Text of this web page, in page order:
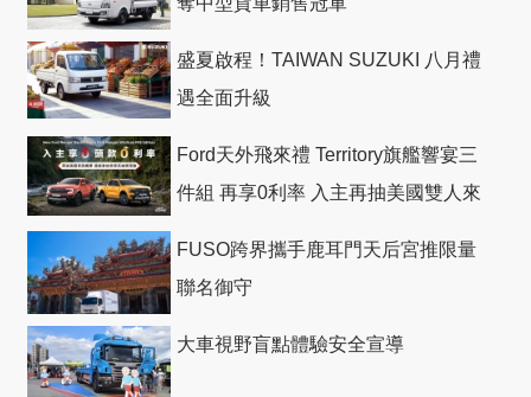
盛夏啟程！TAIWAN SUZUKI 八月禮
遇全面升級
Ford天外飛來禮 Territory旗艦響宴三
件組 再享0利率 入主再抽美國雙人來
FUSO跨界攜手鹿耳門天后宮推限量
聯名御守
大車視野盲點體驗安全宣導